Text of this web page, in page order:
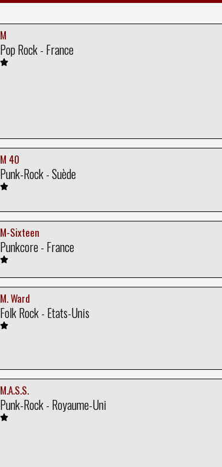
M
Pop Rock - France
M 40
Punk-Rock - Suède
M-Sixteen
Punkcore - France
M. Ward
Folk Rock - Etats-Unis
M.A.S.S.
Punk-Rock - Royaume-Uni